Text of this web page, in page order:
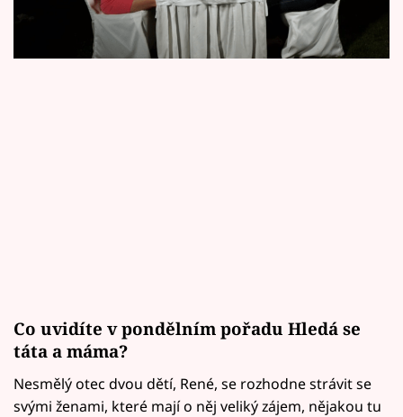
Sledujte prima+
Co uvidíte v pondělním pořadu Hledá se
táta a máma?
Nesmělý otec dvou dětí, René, se rozhodne strávit se
svými ženami, které mají o něj veliký zájem, nějakou tu